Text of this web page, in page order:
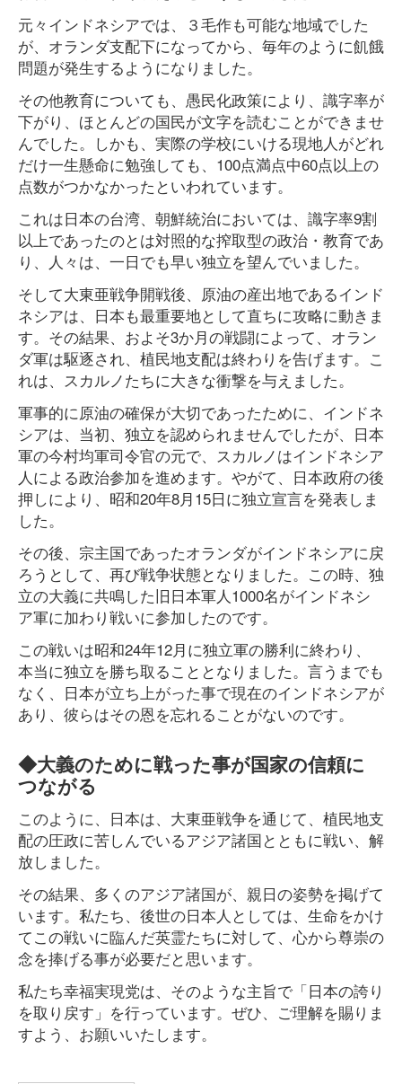
元々インドネシアでは、３毛作も可能な地域でした
が、オランダ支配下になってから、毎年のように飢餓
問題が発生するようになりました。
その他教育についても、愚民化政策により、識字率が
下がり、ほとんどの国民が文字を読むことができませ
んでした。しかも、実際の学校にいける現地人がどれ
だけ一生懸命に勉強しても、100点満点中60点以上の
点数がつかなかったといわれています。
これは日本の台湾、朝鮮統治においては、識字率9割
以上であったのとは対照的な搾取型の政治・教育であ
り、人々は、一日でも早い独立を望んでいました。
そして大東亜戦争開戦後、原油の産出地であるインド
ネシアは、日本も最重要地として直ちに攻略に動きま
す。その結果、およそ3か月の戦闘によって、オラン
ダ軍は駆逐され、植民地支配は終わりを告げます。こ
れは、スカルノたちに大きな衝撃を与えました。
軍事的に原油の確保が大切であったために、インドネ
シアは、当初、独立を認められませんでしたが、日本
軍の今村均軍司令官の元で、スカルノはインドネシア
人による政治参加を進めます。やがて、日本政府の後
押しにより、昭和20年8月15日に独立宣言を発表しま
した。
その後、宗主国であったオランダがインドネシアに戻
ろうとして、再び戦争状態となりました。この時、独
立の大義に共鳴した旧日本軍人1000名がインドネシ
ア軍に加わり戦いに参加したのです。
この戦いは昭和24年12月に独立軍の勝利に終わり、
本当に独立を勝ち取ることとなりました。言うまでも
なく、日本が立ち上がった事で現在のインドネシアが
あり、彼らはその恩を忘れることがないのです。
◆大義のために戦った事が国家の信頼に
つながる
このように、日本は、大東亜戦争を通じて、植民地支
配の圧政に苦しんでいるアジア諸国とともに戦い、解
放しました。
その結果、多くのアジア諸国が、親日の姿勢を掲げて
います。私たち、後世の日本人としては、生命をかけ
てこの戦いに臨んだ英霊たちに対して、心から尊崇の
念を捧げる事が必要だと思います。
私たち幸福実現党は、そのような主旨で「日本の誇り
を取り戻す」を行っています。ぜひ、ご理解を賜りま
すよう、お願いいたします。